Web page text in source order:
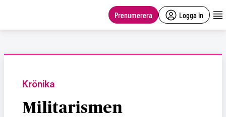
Prenumerera Logga in
Krönika
Militarismen